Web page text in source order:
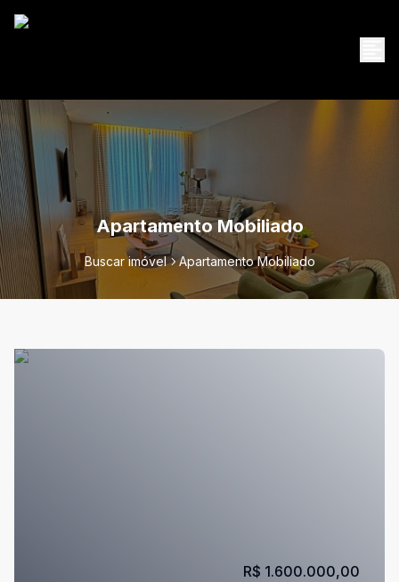
Apartamento Mobiliado
Buscar imóvel Apartamento Mobiliado
R$ 1.600.000,00